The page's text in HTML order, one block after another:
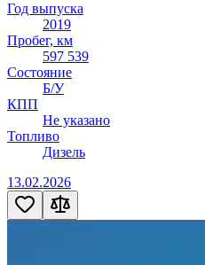
Год выпуска
2019
Пробег, км
597 539
Состояние
Б/У
КПП
Не указано
Топливо
Дизель
13.02.2026